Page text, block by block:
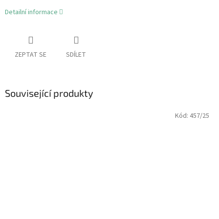
Detailní informace
ZEPTAT SE SDÍLET
Související produkty
Kód: 457/25